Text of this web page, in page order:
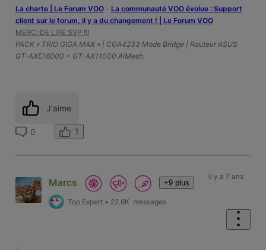
La charte | Le Forum VOO- ‎La communauté VOO évolue : Support
client sur le forum, il y a du changement ! | Le Forum VOO
MERCI DE LIRE SVP !!!
PACK « TRIO GIGA MAX » | CGA4233 Mode Bridge | Routeur ASUS
GT-AXE16000 + GT-AX11000 AiMesh.
J'aime
0 1
Marcs +9 plus
Top Expert • 22.6K messages
il y a 7 ans